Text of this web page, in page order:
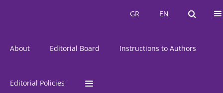
EN
GR EN
GR
About Editorial Board Instructions to Authors
Editorial Policies